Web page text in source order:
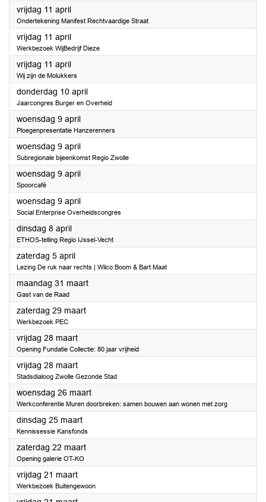
vrijdag 11 april2025
Ondertekening Manifest Rechtvaardige Straat
vrijdag 11 april2025
Werkbezoek WijBedrijf Dieze
vrijdag 11 april2025
Wij zijn de Molukkers
donderdag 10 april2025
Jaarcongres Burger en Overheid
woensdag 9 april2025
Ploegenpresentatie Hanzerenners
woensdag 9 april2025
Subregionale bijeenkomst Regio Zwolle
woensdag 9 april2025
Spoorcafé
woensdag 9 april2025
Social Enterprise Overheidscongres
dinsdag 8 april2025
ETHOS-telling Regio IJssel-Vecht
zaterdag 5 april2025
Lezing De ruk naar rechts | Wilco Boom & Bart Maat
maandag 31 maart2025
Gast van de Raad
zaterdag 29 maart2025
Werkbezoek PEC
vrijdag 28 maart2025
Opening Fundatie Collectie: 80 jaar vrijheid
vrijdag 28 maart2025
Stadsdialoog Zwolle Gezonde Stad
woensdag 26 maart2025
Werkconferentie Muren doorbreken: samen bouwen aan wonen met zorg
dinsdag 25 maart2025
Kennissessie Kansfonds
zaterdag 22 maart2025
Opening galerie OT-KO
vrijdag 21 maart2025
Werkbezoek Buitengewoon